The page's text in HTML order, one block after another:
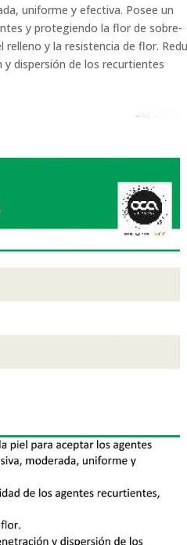
uniforme y efectiva. Posee un
y protegiendo la flor de sobre-
y la resistencia de flor.
dispersión de los recurtientes